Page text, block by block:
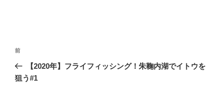
投
ナ
前
の
投
前
【2020年】フライフィッシング！朱鞠内湖でイトウを
狙う#1